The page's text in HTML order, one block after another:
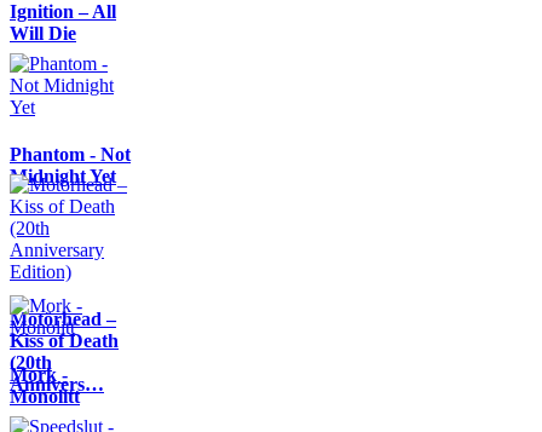
Ignition – All
Will Die
Phantom - Not
Midnight Yet
Motörhead –
Kiss of Death
(20th
Annivers…
Mork -
Monolitt